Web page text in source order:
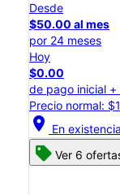
Desde
$50.00 al mes
por 24 meses
Hoy
$0.00
de pago inicial +
Precio normal:
location_on En existencia
Ver 6